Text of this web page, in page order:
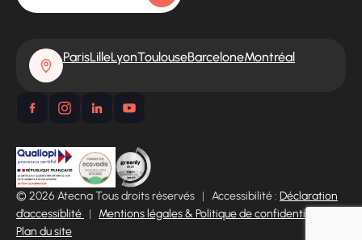
ParisLilleLyonToulouseBarceloneMontréal
© 2026 Atecna Tous droits réservés | Accessibilité : Déclaration
d’accessiblité | Mentions légales & Politique de confidentialité
Plan du site